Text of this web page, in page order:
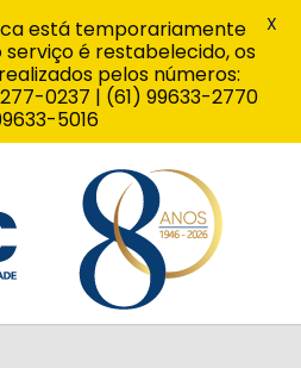
está temporariamente
é restabelecido, os
pelos números:
0237 | (61) 99633-2770
5016
X